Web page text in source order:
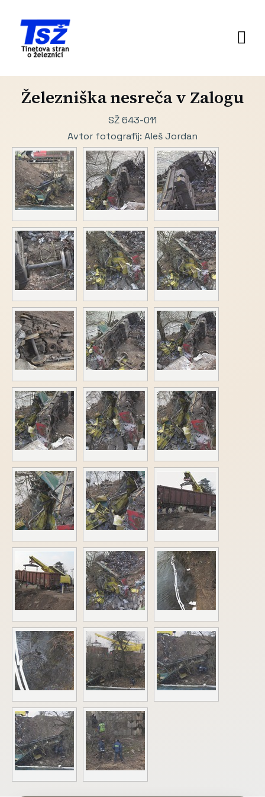
Železniška nesreča v Zalogu
SŽ 643-011
Avtor fotografij: Aleš Jordan